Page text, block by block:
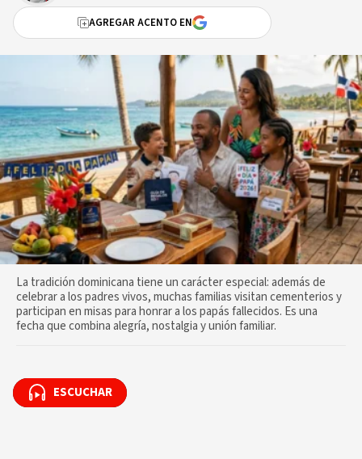
AGREGAR ACENTO EN
La tradición dominicana tiene un carácter especial: además de
celebrar a los padres vivos, muchas familias visitan cementerios y
participan en misas para honrar a los papás fallecidos. Es una
fecha que combina alegría, nostalgia y unión familiar.
ESCUCHAR
ESCUCHAR